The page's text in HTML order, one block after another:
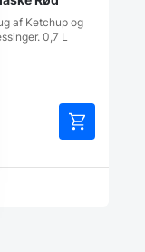
af Ketchup og
0,7 L